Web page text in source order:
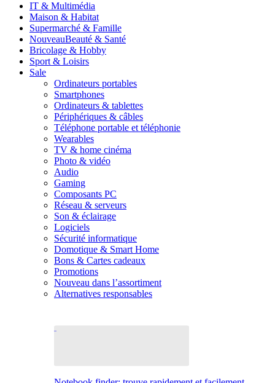
IT & Multimédia
Maison & Habitat
Supermarché & Famille
NouveauBeauté & Santé
Bricolage & Hobby
Sport & Loisirs
Sale
Ordinateurs portables
Smartphones
Ordinateurs & tablettes
Périphériques & câbles
Téléphone portable et téléphonie
Wearables
TV & home cinéma
Photo & vidéo
Audio
Gaming
Composants PC
Réseau & serveurs
Son & éclairage
Logiciels
Sécurité informatique
Domotique & Smart Home
Bons & Cartes cadeaux
Promotions
Nouveau dans l’assortiment
Alternatives responsables